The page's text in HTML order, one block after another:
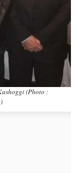
(Photo :